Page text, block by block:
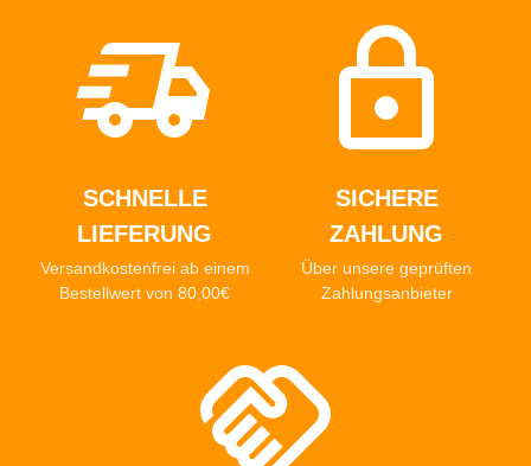
SCHNELLE
LIEFERUNG
Versandkostenfrei ab einem
Bestellwert von 80,00€
SICHERE
ZAHLUNG
Über unsere geprüften
Zahlungsanbieter